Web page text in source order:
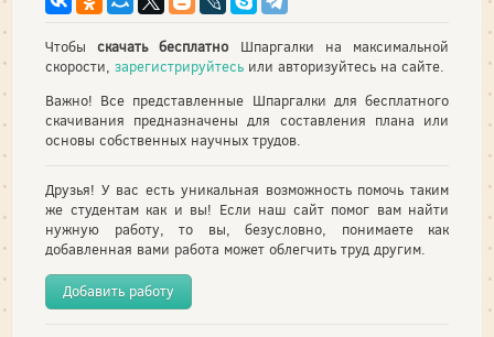
Чтобыскачать бесплатно Шпаргалки на максимальной
скорости, зарегистрируйтесь или авторизуйтесь на сайте.
Важно! Все представленные Шпаргалки для бесплатного
скачивания предназначены для составления плана или
основы собственных научных трудов.
Друзья! У вас есть уникальная возможность помочь таким
же студентам как и вы! Если наш сайт помог вам найти
нужную работу, то вы, безусловно, понимаете как
добавленная вами работа может облегчить труд другим.
Добавить работу